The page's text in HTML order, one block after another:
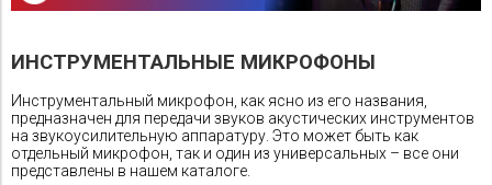
SE Electronics
FORCE
Применить
ИНСТРУМЕНТАЛЬНЫЕ МИКРОФОНЫ
Инструментальный микрофон, как ясно из его названия,
предназначен для передачи звуков акустических инструментов
на звукоусилительную аппаратуру. Это может быть как
отдельный микрофон, так и один из универсальных – все они
представлены в нашем каталоге.